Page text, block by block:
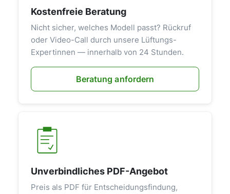
Kostenfreie Beratung
Nicht sicher, welches Modell passt? Rückruf
oder Video-Call durch unsere Lüftungs-
Expertinnen — innerhalb von 24 Stunden.
Beratung anfordern
Unverbindliches PDF-Angebot
Preis als PDF für Entscheidungsfindung,